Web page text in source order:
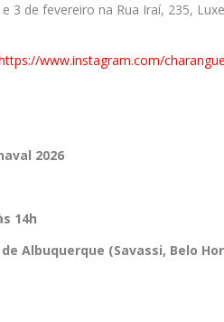
3 de fevereiro na Rua Iraí, 235,
www.instagram.com/
2026
14h
Albuquerque (Savassi, Belo